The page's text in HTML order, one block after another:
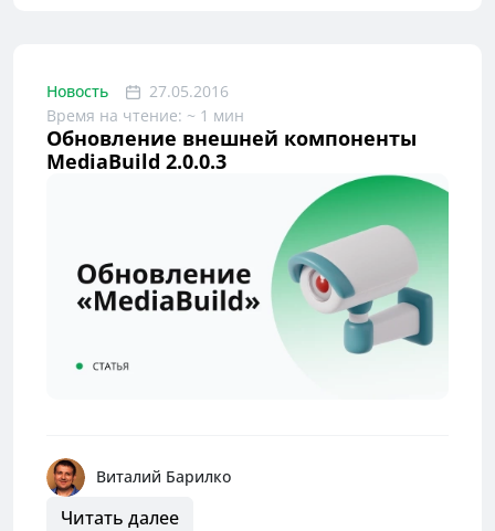
Новость
27.05.2016
Время на чтение: ~ 1 мин
Обновление внешней компоненты
MediaBuild 2.0.0.3
Виталий Барилко
Читать далее